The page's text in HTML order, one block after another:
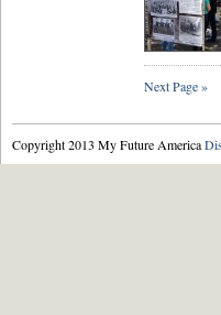
Next Page »
Copyright 2013 My Future America